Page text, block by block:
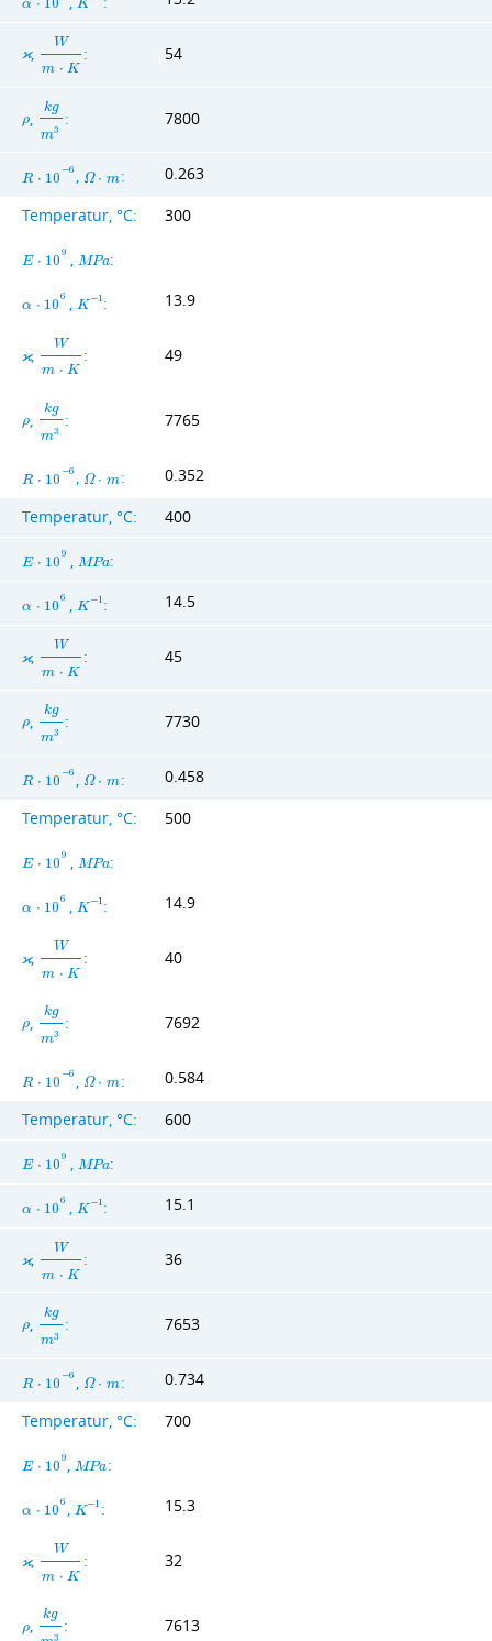
α ⋅ 10 K
ϰ,
W
m ⋅ K
: 54
ρ
kg
m3
: 7800
R ⋅ 10
−6 , Ω ⋅ m: 0.263
Temperatur, °C: 300
E ⋅ 10
9 , MPa:
α ⋅ 10
6 , K−1 : 13.9
ϰ,
W
m ⋅ K
: 49
ρ
kg
m3
: 7765
R ⋅ 10
−6 , Ω ⋅ m: 0.352
Temperatur, °C: 400
E ⋅ 10
9 , MPa:
α ⋅ 10
6 , K−1 : 14.5
ϰ,
W
m ⋅ K
: 45
ρ
kg
m3
: 7730
R ⋅ 10
−6 , Ω ⋅ m: 0.458
Temperatur, °C: 500
E ⋅ 10
9 , MPa:
α ⋅ 10
6 , K−1 : 14.9
ϰ,
W
m ⋅ K
: 40
ρ
kg
m3
: 7692
R ⋅ 10
−6 , Ω ⋅ m: 0.584
Temperatur, °C: 600
E ⋅ 10
9 , MPa:
α ⋅ 10
6 , K−1 : 15.1
ϰ,
W
m ⋅ K
: 36
ρ
kg
m3
: 7653
R ⋅ 10
−6 , Ω ⋅ m: 0.734
Temperatur, °C: 700
E ⋅ 10
9 ,MPa:
α ⋅ 10
6 , K−1 : 15.3
ϰ,
W
m ⋅ K
: 32
ρ
kg
3
: 7613